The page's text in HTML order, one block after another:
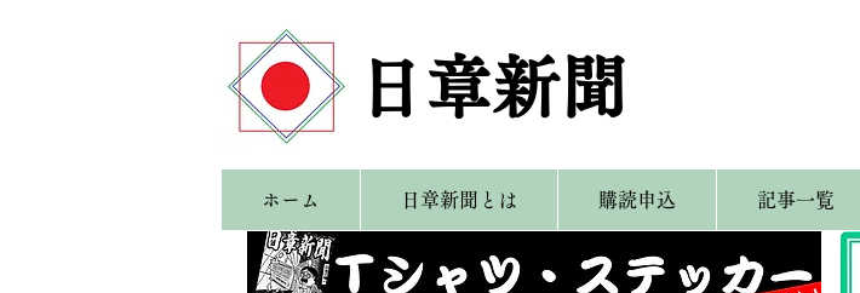
​日章新聞
ホーム 日章新聞とは 購読申込 記事一覧